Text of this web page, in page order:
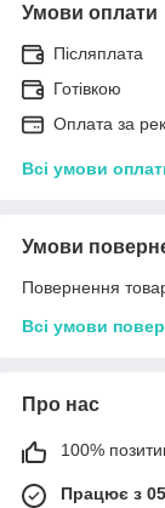
Умови оплати
Післяплата
Готівкою
Оплата за
Всі умови
Умови
Повернення
Всі умови
Про нас
100%
Працює з